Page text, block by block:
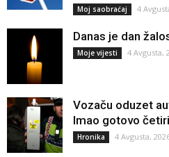
Moj saobraćaj 4
Danas je dan
Moje vijesti 4 Avgusta,
Vozaču oduzet
Imao gotovo
Hronika 4 Avgusta,